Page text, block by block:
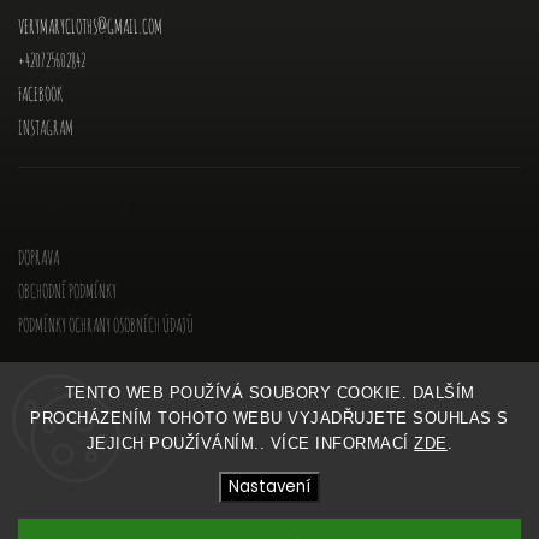
TENTO WEB POUŽÍVÁ SOUBORY COOKIE. DALŠÍM
PROCHÁZENÍM TOHOTO WEBU VYJADŘUJETE SOUHLAS S
JEJICH POUŽÍVÁNÍM.. VÍCE INFORMACÍZDE .
Nastavení
VERYMARYCLOTHS@GMAIL.COM
+420725602842
FACEBOOK
INSTAGRAM
DOPRAVA
OBCHODNÍ PODMÍNKY
PODMÍNKY OCHRANY OSOBNÍCH ÚDAJŮ
VERYMARY. VŠECHNA PRÁVA VYHRAZENA.
VytvořilShoptet| DesignShoptak.cz